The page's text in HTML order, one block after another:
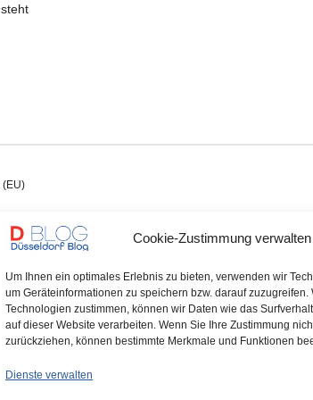
Cookie-Zustimmung verwalten
Um Ihnen ein optimales Erlebnis zu bieten, verwenden wir
um Geräteinformationen zu speichern bzw. darauf zuzugreifen.
Technologien zustimmen, können wir Daten wie das
auf dieser Website verarbeiten. Wenn Sie Ihre Zustimmung
zurückziehen, können bestimmte Merkmale und Funktionen
Dienste verwalten
(EU)